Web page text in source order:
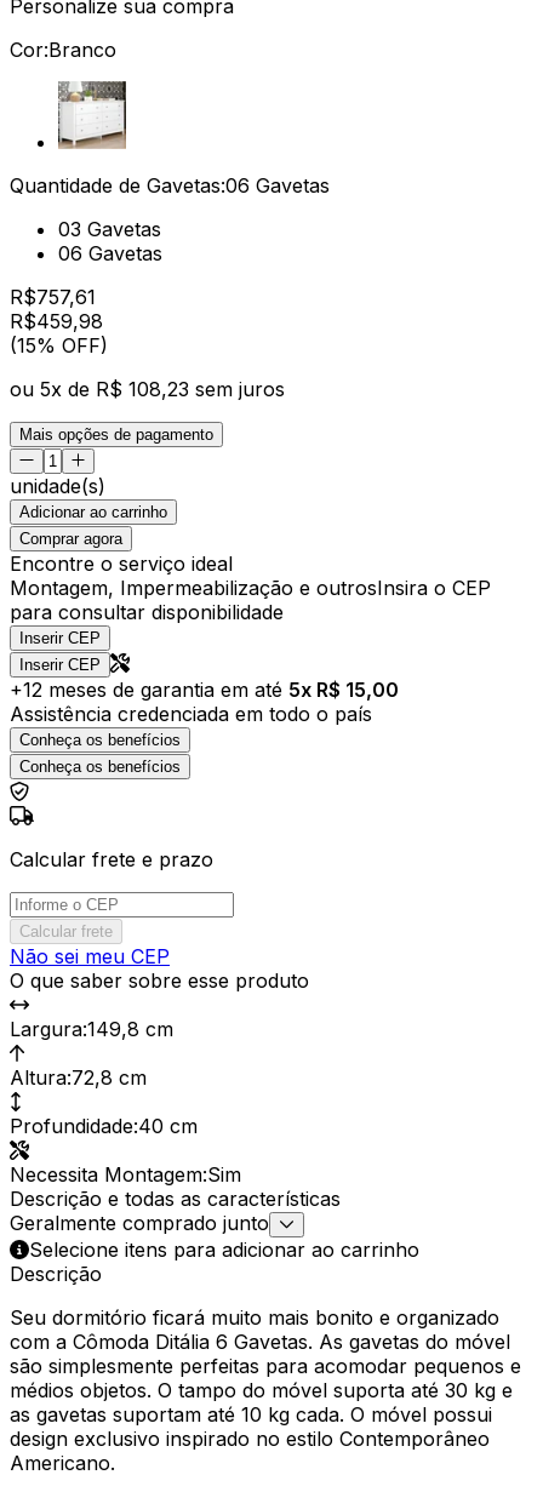
Personalize sua compra
Cor:Branco
Quantidade de Gavetas:06 Gavetas
03 Gavetas
06 Gavetas
R$757,61
R$459,98
(15% OFF)
ou 5x de R$ 108,23 sem juros
Mais opções de pagamento
unidade(s)
Adicionar ao carrinho
Comprar agora
Encontre o serviço ideal
Montagem, Impermeabilização e outrosInsira o CEP
para consultar disponibilidade
Inserir CEP
Inserir CEP
+12 meses de garantia em até 5x R$ 15,00
Assistência credenciada em todo o país
Conheça os benefícios
Conheça os benefícios
Calcular frete e prazo
Calcular frete
Não sei meu CEP
O que saber sobre esse produto
Largura:149,8 cm
Altura:72,8 cm
Profundidade:40 cm
Necessita Montagem:Sim
Descrição e todas as características
Geralmente comprado junto
Selecione itens para adicionar ao carrinho
Descrição
Seu dormitório ficará muito mais bonito e organizado
com a Cômoda Ditália 6 Gavetas. As gavetas do móvel
são simplesmente perfeitas para acomodar pequenos e
médios objetos. O tampo do móvel suporta até 30 kg e
as gavetas suportam até 10 kg cada. O móvel possui
design exclusivo inspirado no estilo Contemporâneo
Americano.